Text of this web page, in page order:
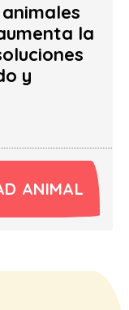
la
y
ANIMAL